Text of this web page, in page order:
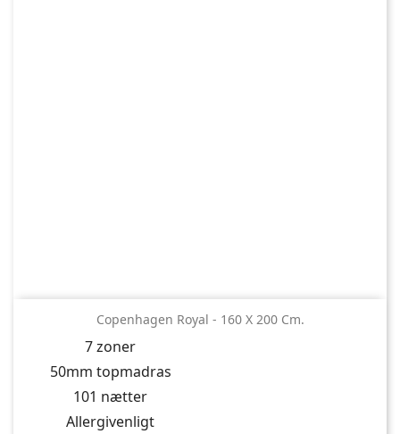
Copenhagen Royal - 160 X 200 Cm.
7 zoner
50mm topmadras
101 nætter
Allergivenligt